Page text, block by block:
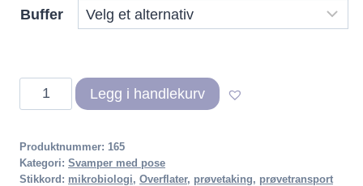
Buffer
Neogen
Sponge
antall
Legg i handlekurv
Produktnummer: 165
Kategori: Svamper med pose
Stikkord: mikrobiologi, Overflater, prøvetaking, prøvetransport